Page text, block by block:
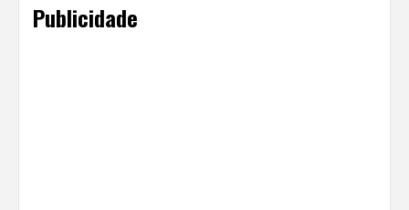
Publicidade